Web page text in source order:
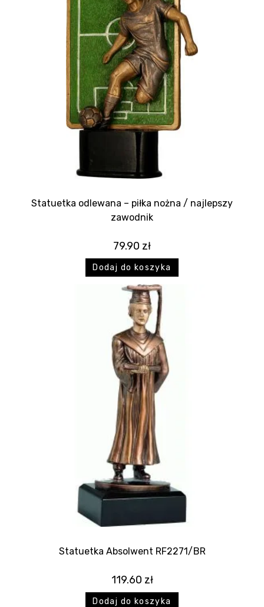
Statuetka odlewana – piłka nożna / najlepszy
zawodnik
79.90 zł
Dodaj do koszyka
Statuetka Absolwent RF2271/BR
119.60 zł
Dodaj do koszyka